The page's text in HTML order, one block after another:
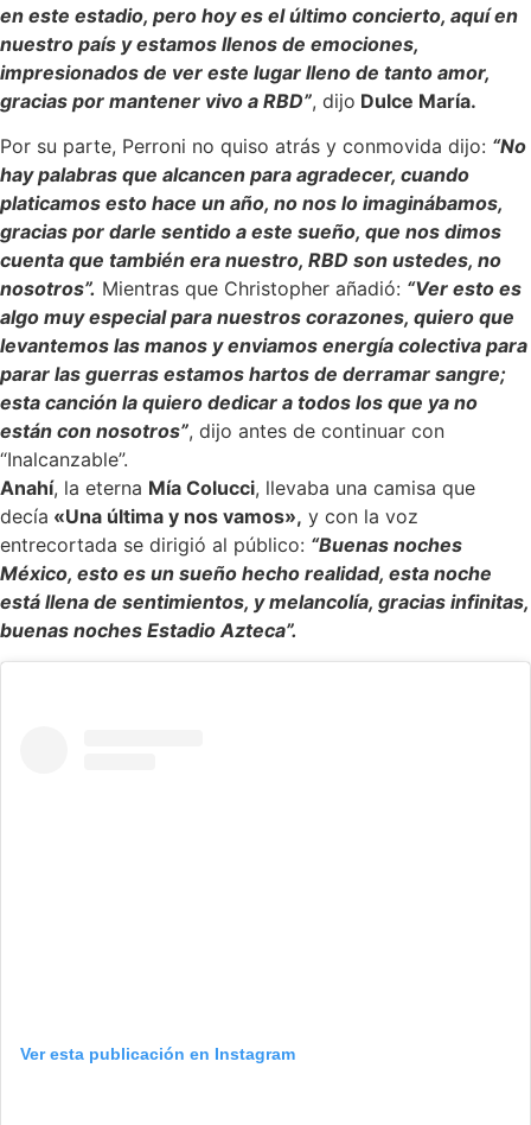
en este estadio, pero hoy es el último concierto, aquí en
nuestro país y estamos llenos de emociones,
impresionados de ver este lugar lleno de tanto amor,
gracias por mantener vivo a RBD”, dijo Dulce María.
Por su parte, Perroni no quiso atrás y conmovida dijo: “No
hay palabras que alcancen para agradecer, cuando
platicamos esto hace un año, no nos lo imaginábamos,
gracias por darle sentido a este sueño, que nos dimos
cuenta que también era nuestro, RBD son ustedes, no
nosotros”. Mientras que Christopher añadió: “Ver esto es
algo muy especial para nuestros corazones, quiero que
levantemos las manos y enviamos energía colectiva para
parar las guerras estamos hartos de derramar sangre;
esta canción la quiero dedicar a todos los que ya no
están con nosotros”, dijo antes de continuar con
“Inalcanzable”.
Anahí, la eterna Mía Colucci, llevaba una camisa que
decía «Una última y nos vamos», y con la voz
entrecortada se dirigió al público: “Buenas noches
México, esto es un sueño hecho realidad, esta noche
está llena de sentimientos, y melancolía, gracias infinitas,
buenas noches Estadio Azteca”.
Ver esta publicación en Instagram